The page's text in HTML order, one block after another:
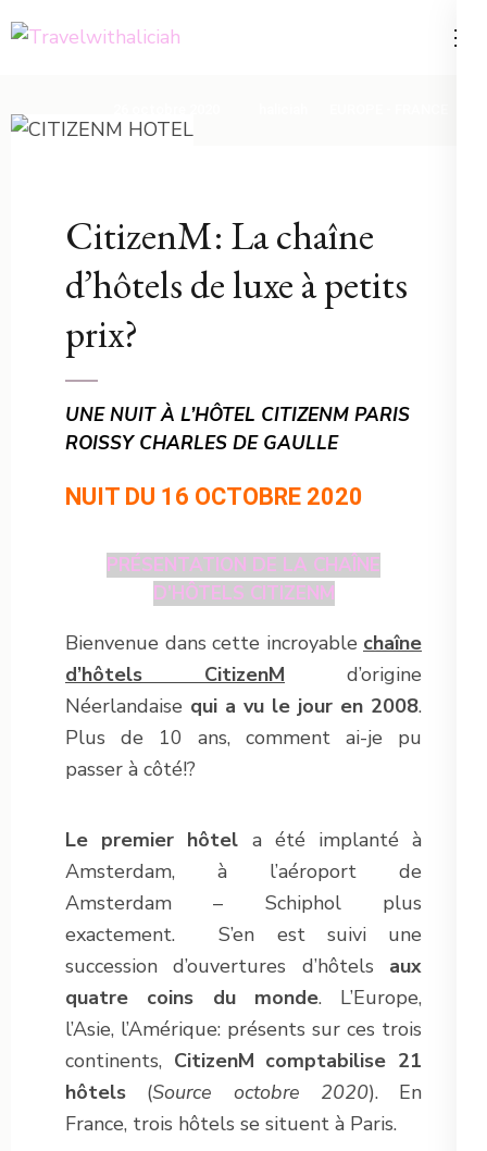
au
(Pressez
Entrée)
CitizenM: La chaîne
d’hôtels de luxe à petits
prix?
UNE NUIT À L’HÔTEL CITIZENM PARIS
ROISSY CHARLES DE GAULLE
NUIT DU 16 OCTOBRE 2020
PRÉSENTATION DE LA CHAÎNE
D’HÔTELS CITIZENM
Bienvenue dans cette incroyable chaîne
d’hôtels CitizenM d’origine
Néerlandaise qui a vu le jour en 2008.
Plus de 10 ans, comment ai-je pu
passer à côté!?
Le premier hôtel a été implanté à
Amsterdam, à l’aéroport de
Amsterdam – Schiphol plus
exactement. S’en est suivi une
succession d’ouvertures d’hôtels aux
quatre coins du monde. L’Europe,
l’Asie, l’Amérique: présents sur ces trois
continents, CitizenM comptabilise 21
hôtels (Source octobre 2020). En
France, trois hôtels se situent à Paris.